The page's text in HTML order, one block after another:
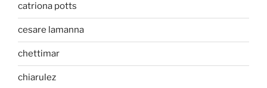
catriona potts
cesare lamanna
chettimar
chiarulez